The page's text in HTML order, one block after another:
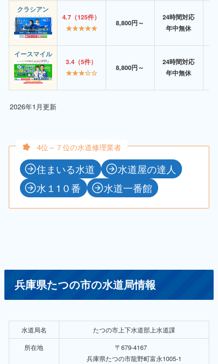
クラシアン
4.7（125件）
★★★★★
8,800円～
24時間対応
年中無休
イースマイル
3.4（5件）
★★★☆☆
8,800円～
24時間対応
年中無休
2026年1月更新
4位～７位の水道修理業者
住まいる水道
水道屋の達人
水１1０番
水道一番館
兵庫県たつの市の水道局情報
水道局名
たつの市上下水道部上水道課
所在地
〒679-4167
兵庫県たつの市龍野町富永1005-1